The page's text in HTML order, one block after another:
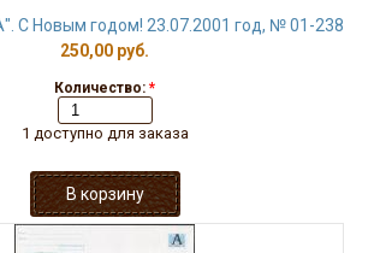
С Новым годом! 23.07.2001 год, № 01-238
250,00 руб.
Количество: *
1 доступно для заказа